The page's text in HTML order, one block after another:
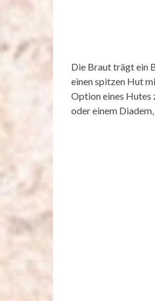
Die Braut trägt ein
einen spitzen Hut
Option eines Hutes
oder einem